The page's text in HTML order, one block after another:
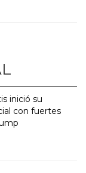
inició su
con fuertes